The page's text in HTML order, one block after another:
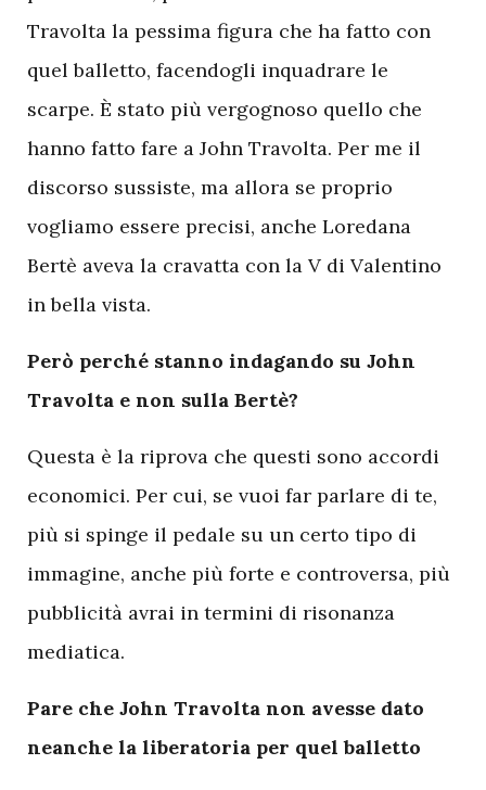
Travolta la pessima figura che ha fatto con
quel balletto, facendogli inquadrare le
scarpe. È stato più vergognoso quello che
hanno fatto fare a John Travolta. Per me il
discorso sussiste, ma allora se proprio
vogliamo essere precisi, anche Loredana
Bertè aveva la cravatta con la V di Valentino
in bella vista.
Però perché stanno indagando su John
Travolta e non sulla Bertè?
Questa è la riprova che questi sono accordi
economici. Per cui, se vuoi far parlare di te,
più si spinge il pedale su un certo tipo di
immagine, anche più forte e controversa, più
pubblicità avrai in termini di risonanza
mediatica.
Pare che John Travolta non avesse dato
neanche la liberatoria per quel balletto